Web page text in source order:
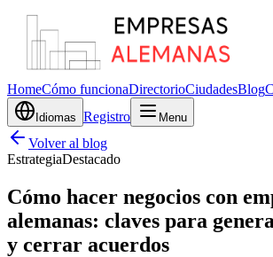
HomeCómo funcionaDirectorioCiudadesBlog
Idiomas Registro Menu
Volver al blog
EstrategiaDestacado
Cómo hacer negocios con
alemanas: claves para
y cerrar acuerdos